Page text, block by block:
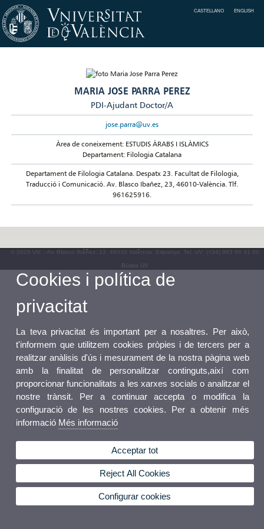
CASTELLANO ENGLISH
MARIA JOSE PARRA PEREZ
PDI-Ajudant Doctor/A
jose.parra@uv.es
Àrea de coneixement: ESTUDIS ÀRABS I ISLÀMICS
Departament: Filologia Catalana
Departament de Filologia Catalana. Despatx 23. Facultat de Filologia,
Traducció i Comunicació. Av. Blasco Ibañez, 23, 46010-València. Tlf.
961625916.
© 2026 UV. - Av. Blasco Ibáñez, 13. 46010 València. Espanya. Tel. UV: (+34) 963 86 41 00
Bústia UV
Cookies i política de
privacitat
La teva privacitat és important per a nosaltres. Per això,
t'informem que utilitzem cookies pròpies i de tercers per a
realitzar anàlisis d'ús i mesurament de la nostra pàgina web
amb la finalitat de personalitzar continguts,així com
proporcionar funcionalitats a les xarxes socials o analitzar el
nostre trànsit. Per a continuar accepta o modifica la
configuració de les nostres cookies. Per a obtenir més
informació Més informació
Acceptar tot
Reject All Cookies
Configurar cookies